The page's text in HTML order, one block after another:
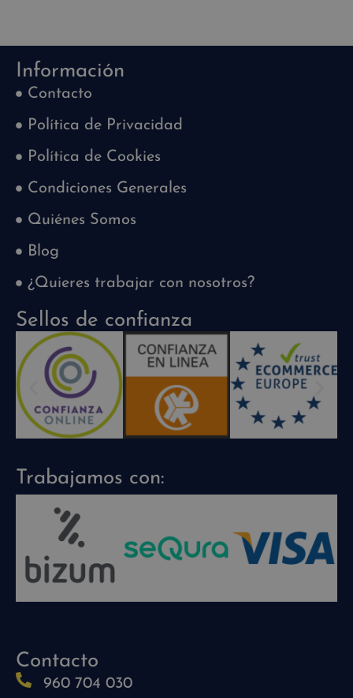
Información
Contacto
Política de Privacidad
Política de Cookies
Condiciones Generales
Quiénes Somos
Blog
¿Quieres trabajar con nosotros?
Sellos de confianza
Trabajamos con:
Contacto
960 704 030